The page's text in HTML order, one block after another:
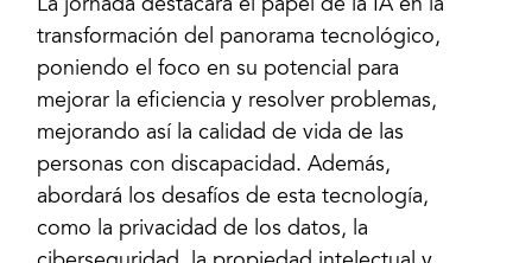
La jornada destacará el papel de la IA en la
transformación del panorama tecnológico,
poniendo el foco en su potencial para
mejorar la eficiencia y resolver problemas,
mejorando así la calidad de vida de las
personas con discapacidad. Además,
abordará los desafíos de esta tecnología,
como la privacidad de los datos, la